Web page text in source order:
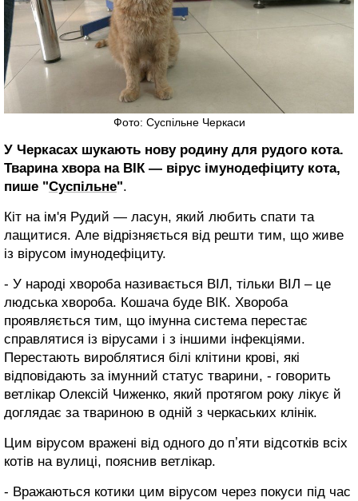
Фото: Суспільне Черкаси
У Черкасах шукають нову родину для рудого кота.
Тварина хвора на ВІК — вірус імунодефіциту кота,
пише "Суспільне".
Кіт на ім'я Рудий — ласун, який любить спати та
лащитися. Але відрізняється від решти тим, що живе
із вірусом імунодефіциту.
- У народі хвороба називається ВІЛ, тільки ВІЛ – це
людська хвороба. Кошача буде ВІК. Хвороба
проявляється тим, що імунна система перестає
справлятися із вірусами і з іншими інфекціями.
Перестають вироблятися білі клітини крові, які
відповідають за імунний статус тварини, - говорить
ветлікар Олексій Чиженко, який протягом року лікує й
доглядає за твариною в одній з черкаських клінік.
Цим вірусом вражені від одного до пʼяти відсотків всіх
котів на вулиці, пояснив ветлікар.
- Вражаються котики цим вірусом через покуси під час